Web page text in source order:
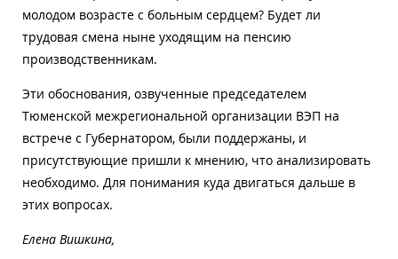
молодом возрасте с больным сердцем? Будет ли
трудовая смена ныне уходящим на пенсию
производственникам.
Эти обоснования, озвученные председателем
Тюменской межрегиональной организации ВЭП на
встрече с Губернатором, были поддержаны, и
присутствующие пришли к мнению, что анализировать
необходимо. Для понимания куда двигаться дальше в
этих вопросах.
Елена Вишкина,